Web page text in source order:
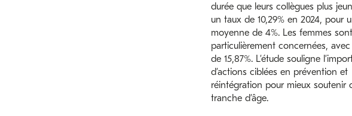
durée que leurs collègues plus
un taux de 10,29% en 2024, pour
moyenne de 4%. Les femmes sont
particulièrement concernées,
de 15,87%. L’étude souligne
d’actions ciblées en prévention et
réintégration pour mieux soutenir
tranche d’âge.